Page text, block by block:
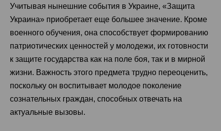
Учитывая нынешние события в Украине, «Защита
Украина» приобретает еще большее значение. Кроме
военного обучения, она способствует формированию
патриотических ценностей у молодежи, их готовности
к защите государства как на поле боя, так и в мирной
жизни. Важность этого предмета трудно переоценить,
поскольку он воспитывает молодое поколение
сознательных граждан, способных отвечать на
актуальные вызовы.